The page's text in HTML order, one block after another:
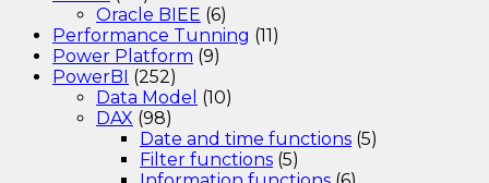
Oracle BIEE (6)
Performance Tunning (11)
Power Platform (9)
PowerBI (252)
Data Model (10)
DAX (98)
Date and time functions (5)
Filter functions (5)